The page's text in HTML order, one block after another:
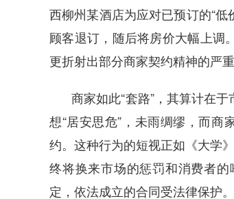
西柳州某酒店为应对已预订的“
顾客退订，随后将房价大幅上调
更折射出部分商家契约精神的严
商家如此“套路”，其算计在
想“居安思危”，未雨绸缪，而商
约。这种行为的短视正如《大学
终将换来市场的惩罚和消费者
定，依法成立的合同受法律保护